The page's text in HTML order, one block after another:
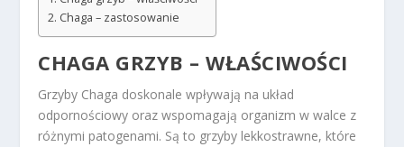
Chaga – zastosowanie
CHAGA GRZYB – WŁAŚCIWOŚCI
Grzyby Chaga doskonale wpływają na układ
odpornościowy oraz wspomagają organizm w walce z
różnymi patogenami. Są to grzyby lekkostrawne, które